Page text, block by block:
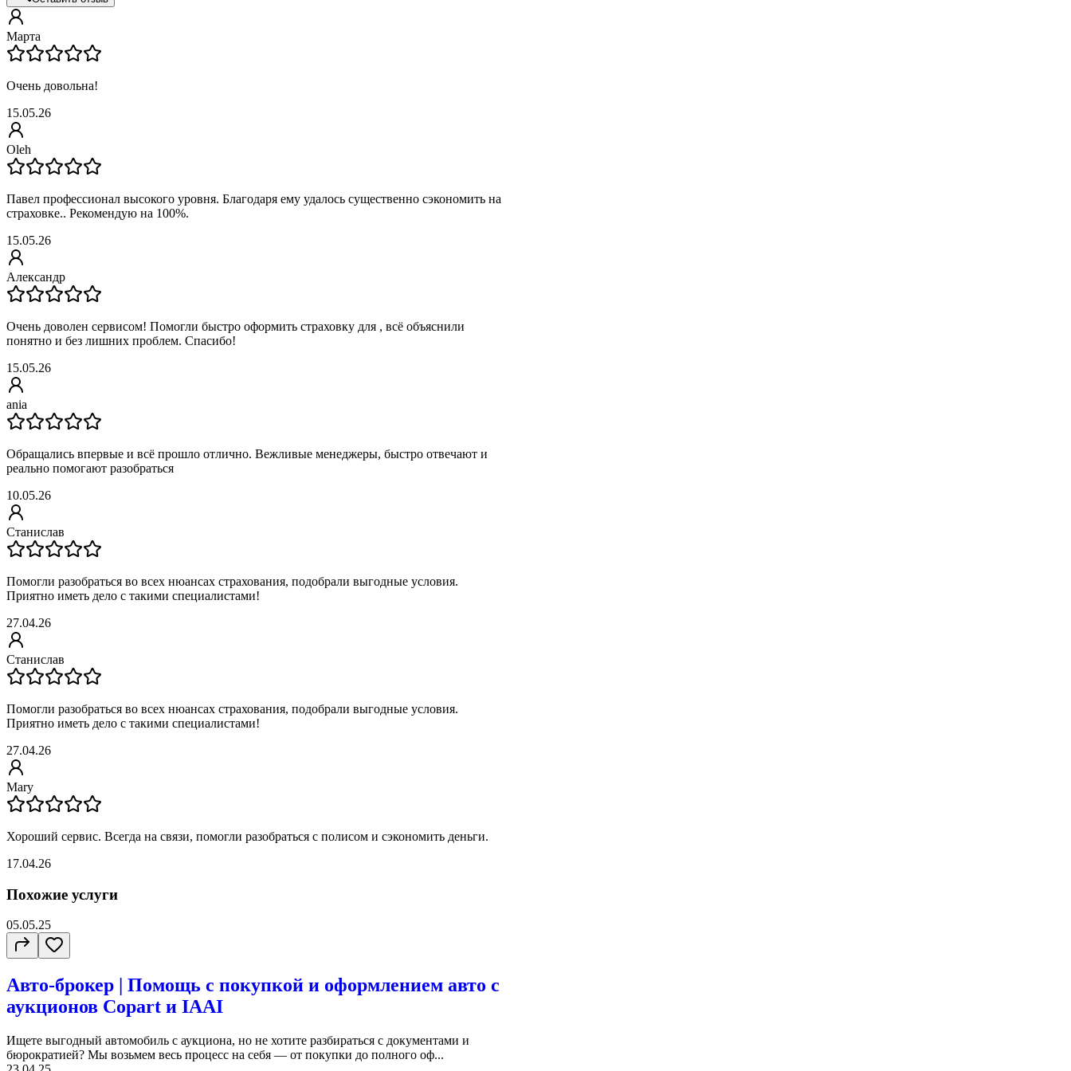
Марта
Очень довольна!
15.05.26
Oleh
Павел профессионал высокого уровня. Благодаря ему удалось существенно сэкономить на
страховке.. Рекомендую на 100%.
15.05.26
Александр
Очень доволен сервисом! Помогли быстро оформить страховку для , всё объяснили
понятно и без лишних проблем. Спасибо!
15.05.26
ania
Обращались впервые и всё прошло отлично. Вежливые менеджеры, быстро отвечают и
реально помогают разобраться
10.05.26
Станислав
Помогли разобраться во всех нюансах страхования, подобрали выгодные условия.
Приятно иметь дело с такими специалистами!
27.04.26
Станислав
Помогли разобраться во всех нюансах страхования, подобрали выгодные условия.
Приятно иметь дело с такими специалистами!
27.04.26
Mary
Хороший сервис. Всегда на связи, помогли разобраться с полисом и сэкономить деньги.
17.04.26
Похожие услуги
05.05.25
Авто-брокер | Помощь с покупкой и оформлением авто с
аукционов Copart и IAAI
Ищете выгодный автомобиль с аукциона, но не хотите разбираться с документами и
бюрократией? Мы возьмем весь процесс на себя — от покупки до полного оф...